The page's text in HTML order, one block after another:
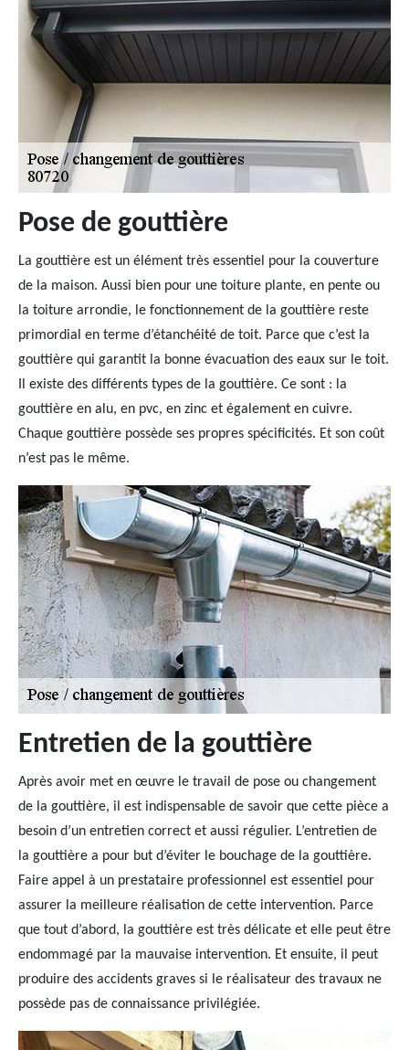
Pose de gouttière
La gouttière est un élément très essentiel pour la couverture
de la maison. Aussi bien pour une toiture plante, en pente ou
la toiture arrondie, le fonctionnement de la gouttière reste
primordial en terme d’étanchéité de toit. Parce que c’est la
gouttière qui garantit la bonne évacuation des eaux sur le toit.
Il existe des différents types de la gouttière. Ce sont : la
gouttière en alu, en pvc, en zinc et également en cuivre.
Chaque gouttière possède ses propres spécificités. Et son coût
n’est pas le même.
Entretien de la gouttière
Après avoir met en œuvre le travail de pose ou changement
de la gouttière, il est indispensable de savoir que cette pièce a
besoin d’un entretien correct et aussi régulier. L’entretien de
la gouttière a pour but d’éviter le bouchage de la gouttière.
Faire appel à un prestataire professionnel est essentiel pour
assurer la meilleure réalisation de cette intervention. Parce
que tout d’abord, la gouttière est très délicate et elle peut être
endommagé par la mauvaise intervention. Et ensuite, il peut
produire des accidents graves si le réalisateur des travaux ne
possède pas de connaissance privilégiée.